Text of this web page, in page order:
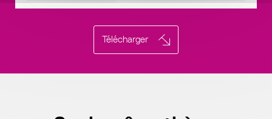
Télécharger